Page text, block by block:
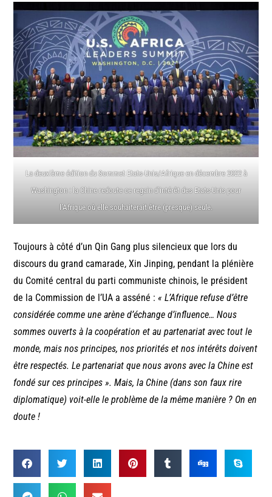
La deuxième édition du Sommet Etats-Unis/Afrique en décembre 2022 à
Washington : la Chine redoute ce regain d’intérêt des Etats-Unis pour
l’Afrique où elle souhaiterait être (presque) seule.
Toujours à côté d’un Qin Gang plus silencieux que lors du
discours du grand camarade, Xin Jinping, pendant la plénière
du Comité central du parti communiste chinois, le président
de la Commission de l’UA a asséné :« L’Afrique refuse d’être
considérée comme une arène d’échange d’influence… Nous
sommes ouverts à la coopération et au partenariat avec tout le
monde, mais nos principes, nos priorités et nos intérêts doivent
être respectés. Le partenariat que nous avons avec la Chine est
fondé sur ces principes ».Mais, la Chine (dans son faux rire
diplomatique) voit-elle le problème de la même manière ? On en
doute !